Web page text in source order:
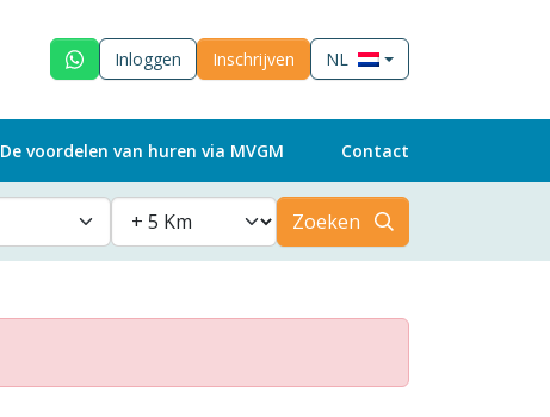
Inloggen Inschrijven NL
De voordelen van huren via MVGM Contact
Zoeken